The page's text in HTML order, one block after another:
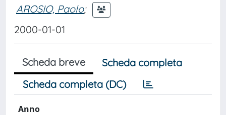
AROSIO, Paolo;
2000-01-01
Scheda breve
Scheda completa
Scheda completa (DC)
Anno